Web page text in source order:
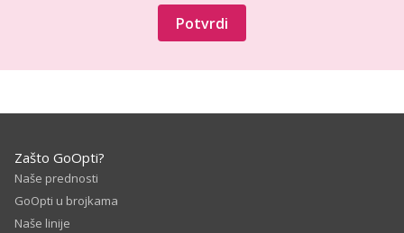
Potvrdi
Zašto GoOpti?
Naše prednosti
GoOpti u brojkama
Naše linije